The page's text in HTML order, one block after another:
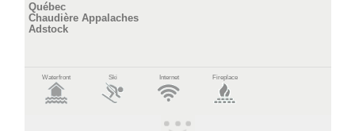
Québec
Chaudière Appalaches
Adstock
Waterfront Ski Internet Fireplace